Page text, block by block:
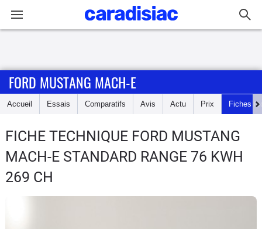
Accueil
Essais
Guide
d'achat
FORD MUSTANG MACH-E
Accueil Essais Comparatifs Avis Actu Prix Fiches
FICHE TECHNIQUE FORD MUSTANG
MACH-E STANDARD RANGE 76 KWH
269 CH